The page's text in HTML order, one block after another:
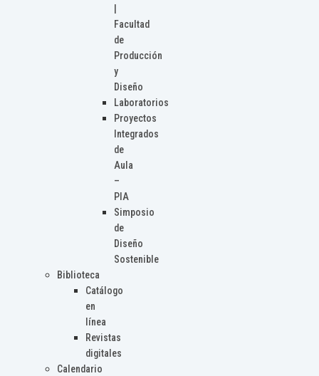
Facultad
de
Producción
y
Diseño
Laboratorios
Proyectos
Integrados
de
Aula
–
PIA
Simposio
de
Diseño
Sostenible
Biblioteca
Catálogo
en
línea
Revistas
digitales
Calendario